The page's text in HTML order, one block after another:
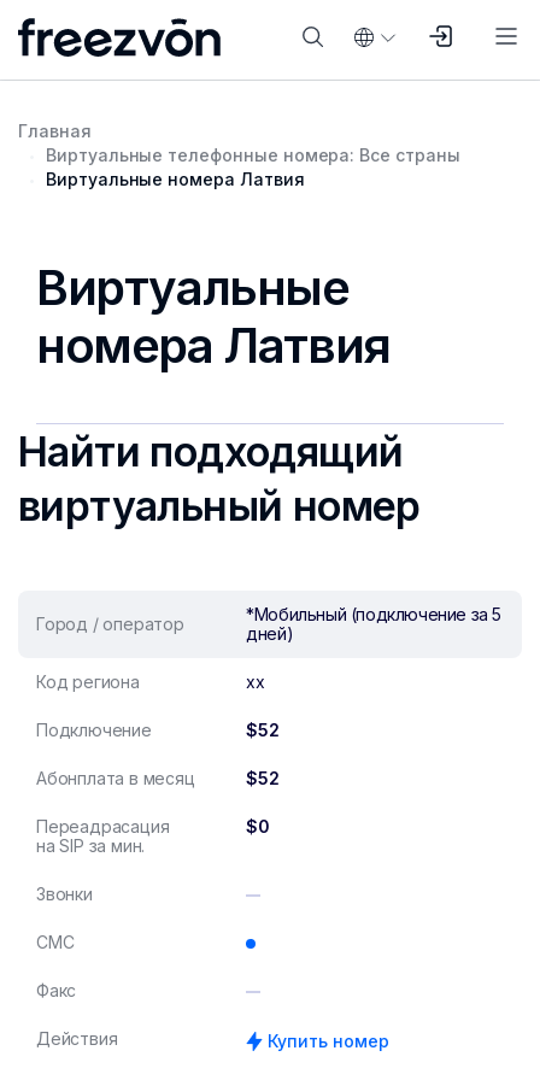
Главная
Виртуальные телефонные номера: Все страны
Виртуальные номера Латвия
Виртуальные
номера Латвия
Найти подходящий
виртуальный номер
Город / оператор
*Мобильный (подключение за 5
дней)
Код региона xx
Подключение $52
Абонплата в месяц $52
Переадрасация
на SIP за мин.
$0
Звонки
СМС
Факс
Действия Купить номер